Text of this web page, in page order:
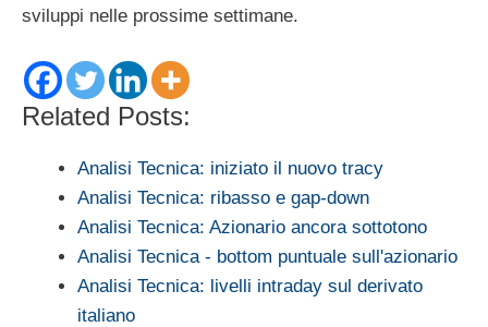
sviluppi nelle prossime settimane.
Related Posts:
Analisi Tecnica: iniziato il nuovo tracy
Analisi Tecnica: ribasso e gap-down
Analisi Tecnica: Azionario ancora sottotono
Analisi Tecnica - bottom puntuale sull'azionario
Analisi Tecnica: livelli intraday sul derivato
italiano